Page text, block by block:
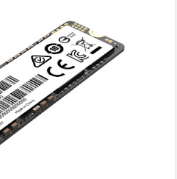
su presencia en el Centro
nueva tienda en el corazón de San
la marca inaugura su restaurante 86,
un espacio clave de la capital...